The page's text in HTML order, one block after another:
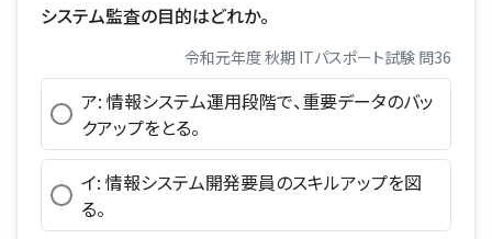
システム監査の目的はどれか。
令和元年度 秋期 ITパスポート試験 問36
ア: 情報システム運用段階で、重要データのバッ
クアップをとる。
イ: 情報システム開発要員のスキルアップを図
る。